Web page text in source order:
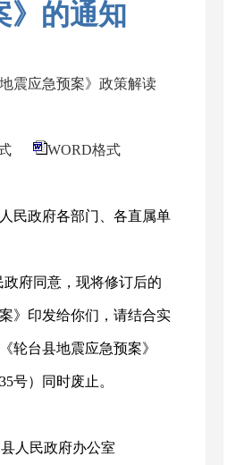
》的通知
地震应急预案》政策解读
式 WORD格式
民政府各部门、各直属单
府同意，现将修订后的
》印发给你们，请结合实
轮台县地震应急预案》
号）同时废止。
人民政府办公室